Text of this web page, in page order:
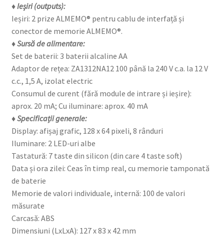
♦ Ieșiri (outputs):
Ieșiri: 2 prize ALMEMO® pentru cablu de interfață și
conector de memorie ALMEMO®.
♦ Sursă de alimentare:
Set de baterii: 3 baterii alcaline AA
Adaptor de rețea: ZA1312NA12 100 până la 240 V c.a. la 12 V
c.c., 1,5 A, izolat electric
Consumul de curent (fără module de intrare și ieșire):
aprox. 20 mA; Cu iluminare: aprox. 40 mA
♦ Specificații generale:
Display: afișaj grafic, 128 x 64 pixeli, 8 rânduri
Iluminare: 2 LED-uri albe
Tastatură: 7 taste din silicon (din care 4 taste soft)
Data și ora zilei: Ceas în timp real, cu memorie tamponată
de baterie
Memorie de valori individuale, internă: 100 de valori
măsurate
Carcasă: ABS
Dimensiuni (LxLxA): 127 x 83 x 42 mm